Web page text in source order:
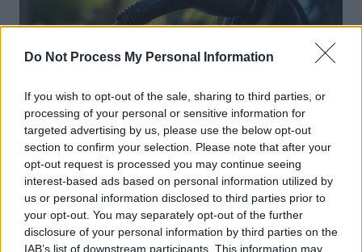
Do Not Process My Personal Information
If you wish to opt-out of the sale, sharing to third parties, or
processing of your personal or sensitive information for
targeted advertising by us, please use the below opt-out
section to confirm your selection. Please note that after your
opt-out request is processed you may continue seeing
interest-based ads based on personal information utilized by
us or personal information disclosed to third parties prior to
your opt-out. You may separately opt-out of the further
disclosure of your personal information by third parties on the
IAB’s list of downstream participants. This information may
Achat Automobile
Autonomie électrique : ce que vous
devez vraiment connaître avant
d’acheter
Auto Pour Vous 5 août 2026 0